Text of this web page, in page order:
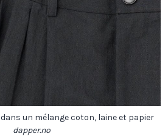
dans un mélange coton, laine et papier
dapper.no